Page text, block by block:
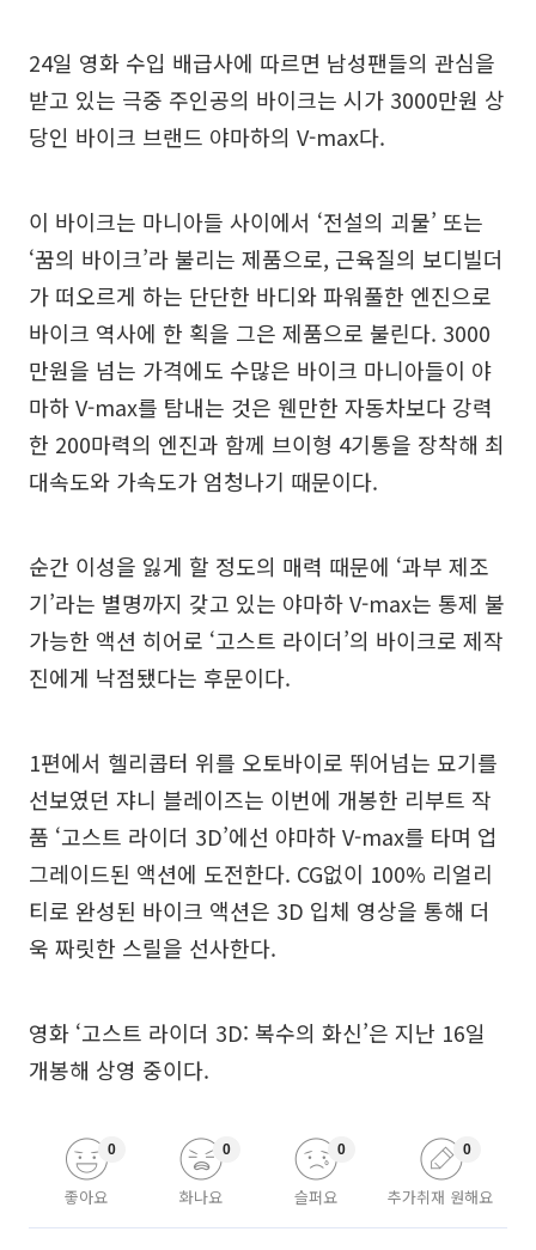
24일 영화 수입 배급사에 따르면 남성팬들의 관심을
받고 있는 극중 주인공의 바이크는 시가 3000만원 상
당인 바이크 브랜드 야마하의 V-max다.
이 바이크는 마니아들 사이에서 ‘전설의 괴물’ 또는
‘꿈의 바이크’라 불리는 제품으로, 근육질의 보디빌더
가 떠오르게 하는 단단한 바디와 파워풀한 엔진으로
바이크 역사에 한 획을 그은 제품으로 불린다. 3000
만원을 넘는 가격에도 수많은 바이크 마니아들이 야
마하 V-max를 탐내는 것은 웬만한 자동차보다 강력
한 200마력의 엔진과 함께 브이형 4기통을 장착해 최
대속도와 가속도가 엄청나기 때문이다.
순간 이성을 잃게 할 정도의 매력 때문에 ‘과부 제조
기’라는 별명까지 갖고 있는 야마하 V-max는 통제 불
가능한 액션 히어로 ‘고스트 라이더’의 바이크로 제작
진에게 낙점됐다는 후문이다.
1편에서 헬리콥터 위를 오토바이로 뛰어넘는 묘기를
선보였던 쟈니 블레이즈는 이번에 개봉한 리부트 작
품 ‘고스트 라이더 3D’에선 야마하 V-max를 타며 업
그레이드된 액션에 도전한다. CG없이 100% 리얼리
티로 완성된 바이크 액션은 3D 입체 영상을 통해 더
욱 짜릿한 스릴을 선사한다.
영화 ‘고스트 라이더 3D: 복수의 화신’은 지난 16일
개봉해 상영 중이다.
좋아요
0
화나요
0
슬퍼요
0
추가취재 원해요
0